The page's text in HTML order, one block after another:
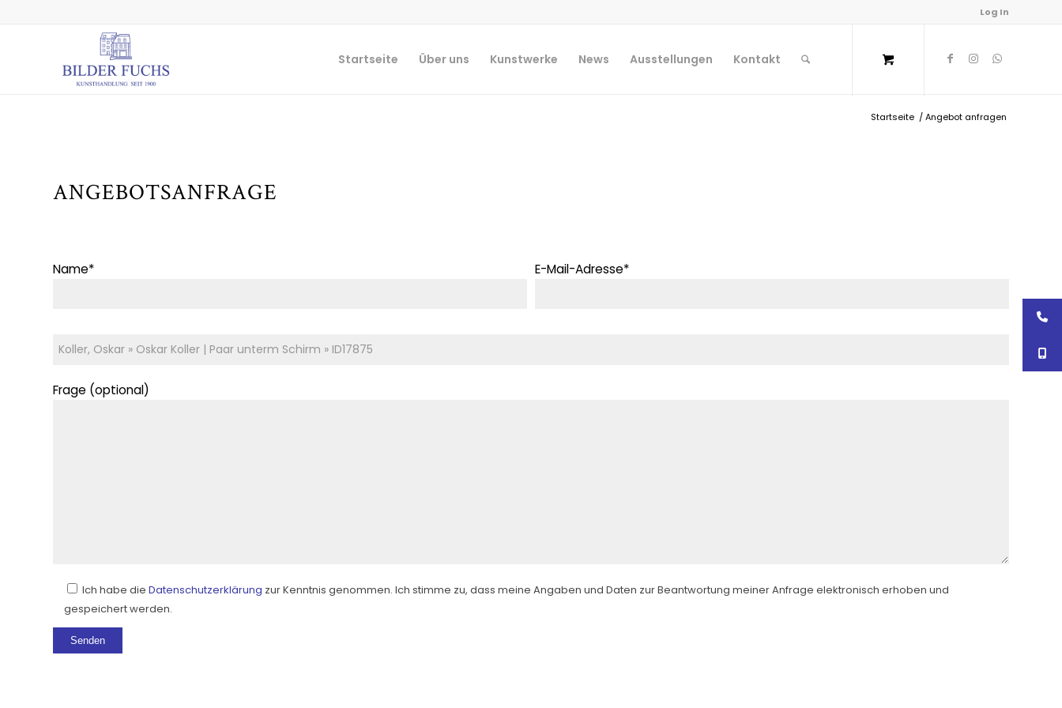
Log In
Startseite Über uns Kunstwerke News Ausstellungen Kontakt
Startseite /Angebot anfragen
ANGEBOTSANFRAGE
Name* E-Mail-Adresse*
Frage (optional)
Ich habe die Datenschutzerklärung zur Kenntnis genommen. Ich stimme zu, dass meine Angaben und Daten zur Beantwortung meiner Anfrage elektronisch erhoben und
gespeichert werden.